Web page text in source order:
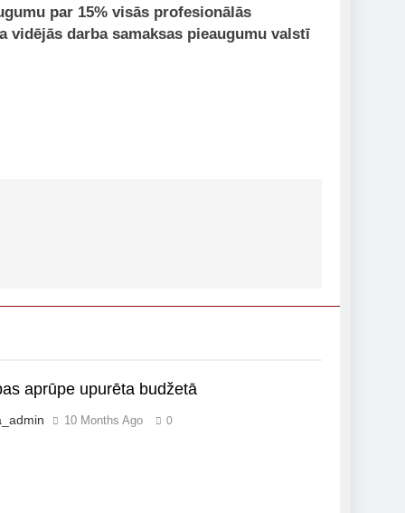
par 15% visās profesionālās
darba samaksas pieaugumu valstī
aprūpe upurēta budžetā
10 Months Ago 0